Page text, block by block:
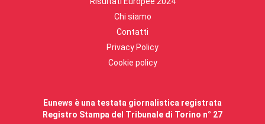
Chi siamo
Contatti
Privacy Policy
Cookie policy
Eunews è una testata giornalistica registrata
Registro Stampa del Tribunale di Torino n° 27